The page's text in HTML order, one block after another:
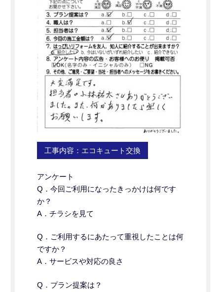
工事内容：エコキュート交換
アンケート
Q．今回ご利用になったきっかけは何です
か？
A．チラシを見て
Q． ご利用するにあたって重視したことは何
ですか？
A．サービスや対応の良さ
Q．プラン提案は？